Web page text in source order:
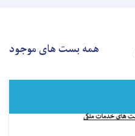
همه بست های موجود